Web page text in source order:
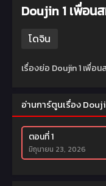
Doujin 1 เพื่อน
โดจิน
เรื่องย่อ Doujin 1 เพื่อ
อ่านการ์ตูนเรื่อง
ตอนที่ 1
มิถุนายน 23, 2026